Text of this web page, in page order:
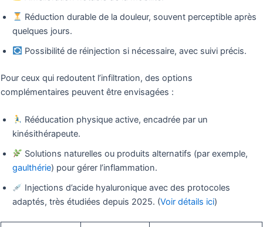
Réduction durable de la douleur, souvent perceptible après
quelques jours.
Possibilité de réinjection si nécessaire, avec suivi précis.
Pour ceux qui redoutent l’infiltration, des options
complémentaires peuvent être envisagées :
Rééducation physique active, encadrée par un
kinésithérapeute.
Solutions naturelles ou produits alternatifs (par exemple,
gaulthérie) pour gérer l’inflammation.
Injections d’acide hyaluronique avec des protocoles
adaptés, très étudiées depuis 2025. (Voir détails ici)